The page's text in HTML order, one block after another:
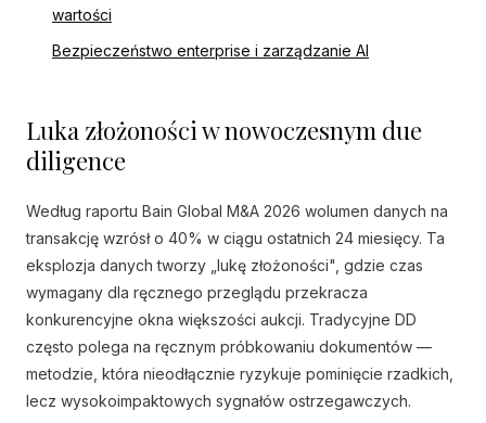
wartości
Bezpieczeństwo enterprise i zarządzanie AI
Luka złożoności w nowoczesnym due
diligence
Według raportu Bain Global M&A 2026 wolumen danych na
transakcję wzrósł o 40% w ciągu ostatnich 24 miesięcy. Ta
eksplozja danych tworzy „lukę złożoności", gdzie czas
wymagany dla ręcznego przeglądu przekracza
konkurencyjne okna większości aukcji. Tradycyjne DD
często polega na ręcznym próbkowaniu dokumentów —
metodzie, która nieodłącznie ryzykuje pominięcie rzadkich,
lecz wysokoimpaktowych sygnałów ostrzegawczych.